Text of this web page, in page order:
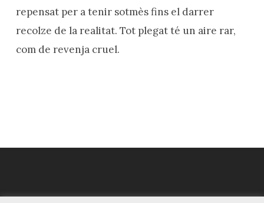
repensat per a tenir sotmès fins el darrer
recolze de la realitat. Tot plegat té un aire rar,
com de revenja cruel.